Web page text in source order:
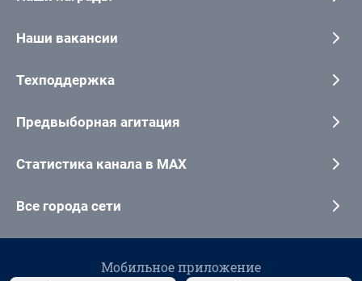
Наши вакансии
Техподдержка
Предвыборная агитация
Статистика канала в MAX
Все города сети
Мобильное приложение